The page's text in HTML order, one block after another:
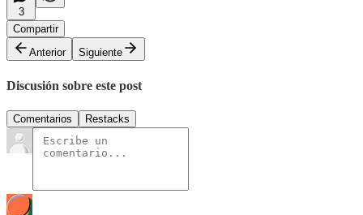
3
Compartir
Anterior
Siguiente
Discusión sobre este post
Comentarios Restacks